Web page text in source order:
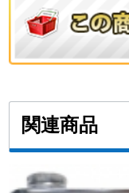
関連商品